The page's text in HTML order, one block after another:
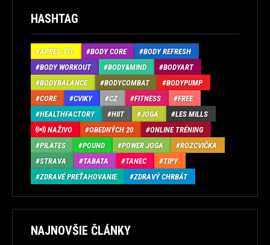
HASHTAG
APRÉS-FIT BODY CORE
BODY REFRESH
BODY WORKOUT
BODY&MIND
BODYART
BODYBALANCE
BODYCOMBAT
BODYPUMP
CORE
CVIKY CZ FITNESS
FREE
HEALTHFACTORY
HIIT JOGA
LES MILLS
NAŽIVO
OBEDNÝCH 20
ONLINE TRÉNING
PILATES
POUND POWER JOGA
ROZCVIČKA
STRAVA
TABATA TANEC
TIPY
ZDRAVÉ PREŤAHOVANIE
ZDRAVÝ CHRBÁT
NAJNOVŠIE ČLÁNKY